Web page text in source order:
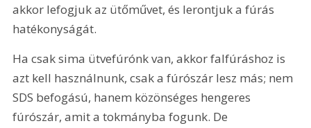
akkor lefogjuk az ütőművet, és lerontjuk a fúrás
hatékonyságát.
Ha csak sima ütvefúrónk van, akkor falfúráshoz is
azt kell használnunk, csak a fúrószár lesz más; nem
SDS befogású, hanem közönséges hengeres
fúrószár, amit a tokmányba fogunk. De